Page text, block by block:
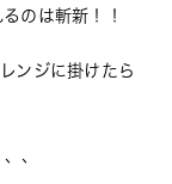
のは斬新！！
ンジに掛けたら
、